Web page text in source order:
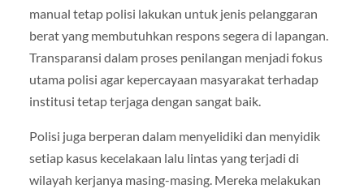
manual tetap polisi lakukan untuk jenis pelanggaran
berat yang membutuhkan respons segera di lapangan.
Transparansi dalam proses penilangan menjadi fokus
utama polisi agar kepercayaan masyarakat terhadap
institusi tetap terjaga dengan sangat baik.
Polisi juga berperan dalam menyelidiki dan menyidik
setiap kasus kecelakaan lalu lintas yang terjadi di
wilayah kerjanya masing-masing. Mereka melakukan